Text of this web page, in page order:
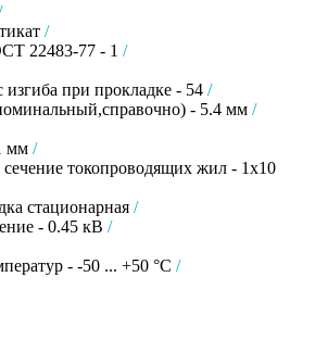
/
22483-77 - 1 /
при прокладке - 54 /
- 5.4 мм /
мм /
токопроводящих жил - 1х10
стационарная /
- 0.45 кВ /
- -50 ... +50 °C /